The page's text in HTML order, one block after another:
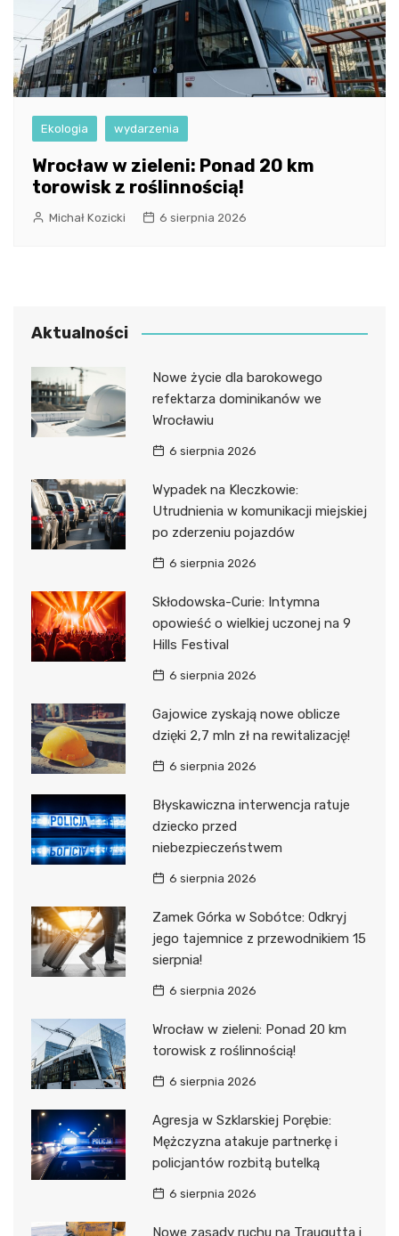
Ekologia wydarzenia
Wrocław w zieleni: Ponad 20 km
torowisk z roślinnością!
Michał Kozicki 6 sierpnia 2026
Aktualności
Nowe życie dla barokowego
refektarza dominikanów we
Wrocławiu
6 sierpnia 2026
Wypadek na Kleczkowie:
Utrudnienia w komunikacji miejskiej
po zderzeniu pojazdów
6 sierpnia 2026
Skłodowska-Curie: Intymna
opowieść o wielkiej uczonej na 9
Hills Festival
6 sierpnia 2026
Gajowice zyskają nowe oblicze
dzięki 2,7 mln zł na rewitalizację!
6 sierpnia 2026
Błyskawiczna interwencja ratuje
dziecko przed
niebezpieczeństwem
6 sierpnia 2026
Zamek Górka w Sobótce: Odkryj
jego tajemnice z przewodnikiem 15
sierpnia!
6 sierpnia 2026
Wrocław w zieleni: Ponad 20 km
torowisk z roślinnością!
6 sierpnia 2026
Agresja w Szklarskiej Porębie:
Mężczyzna atakuje partnerkę i
policjantów rozbitą butelką
6 sierpnia 2026
Nowe zasady ruchu na Traugutta i